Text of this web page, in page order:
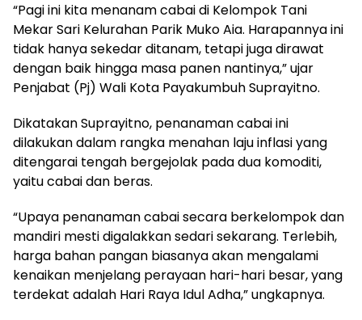
“Pagi ini kita menanam cabai di Kelompok Tani
Mekar Sari Kelurahan Parik Muko Aia. Harapannya ini
tidak hanya sekedar ditanam, tetapi juga dirawat
dengan baik hingga masa panen nantinya,” ujar
Penjabat (Pj) Wali Kota Payakumbuh Suprayitno.
Dikatakan Suprayitno, penanaman cabai ini
dilakukan dalam rangka menahan laju inflasi yang
ditengarai tengah bergejolak pada dua komoditi,
yaitu cabai dan beras.
“Upaya penanaman cabai secara berkelompok dan
mandiri mesti digalakkan sedari sekarang. Terlebih,
harga bahan pangan biasanya akan mengalami
kenaikan menjelang perayaan hari-hari besar, yang
terdekat adalah Hari Raya Idul Adha,” ungkapnya.